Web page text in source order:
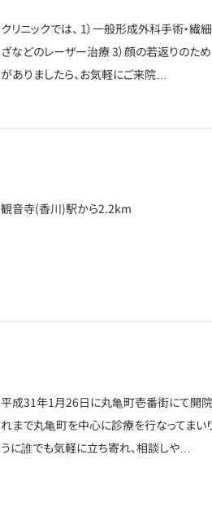
クリニックでは、 1）一般形成外科手術・繊
ざなどのレーザー治療 3）顔の若返りのた
がありましたら、お気軽にご来院…
観音寺(香川)駅から2.2km
平成31年1月26日に丸亀町壱番街にて開院
れまで丸亀町を中心に診療を行なってまい
うに誰でも気軽に立ち寄れ、相談しや…